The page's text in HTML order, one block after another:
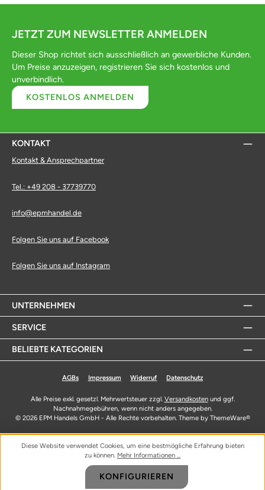
JETZT ZUM NEWSLETTER ANMELDEN
Dieser Shop richtet sich ausschließlich an gewerbliche Kunden.
Um Preise anzuzeigen, registrieren Sie sich kostenlos und
unverbindlich.
KOSTENLOS ANMELDEN
KONTAKT
Kontakt & Ansprechpartner
Tel.: +49 208 - 37739770
info@epmhandel.de
Folgen Sie uns auf Facebook
Folgen Sie uns auf Instagram
UNTERNEHMEN
SERVICE
BELIEBTE KATEGORIEN
AGBs Impressum Widerruf Datenschutz
Alle Preise exkl. gesetzl. Mehrwertsteuer zzgl. Versandkostenund ggf.
Nachnahmegebühren, wenn nicht anders angegeben.
© 2026 EPM Handels GmbH - Alle Rechte vorbehalten. Theme by ThemeWare®
Diese Website verwendet Cookies, um eine bestmögliche Erfahrung bieten
zu können. Mehr Informationen ...
KONFIGURIEREN